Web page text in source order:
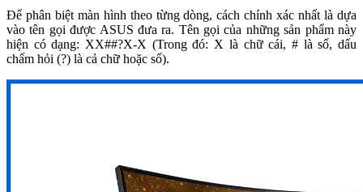
Để phân biệt màn hình theo từng dòng, cách chính xác nhất là dựa
vào tên gọi được ASUS đưa ra. Tên gọi của những sản phẩm này
hiện có dạng: XX##?X-X (Trong đó: X là chữ cái, # là số, dấu
chấm hỏi (?) là cả chữ hoặc số).